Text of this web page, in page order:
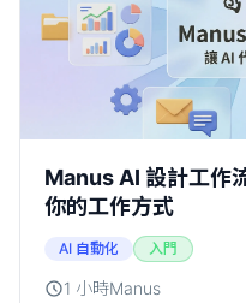
Manus AI 設計工作
你的工作方式
AI 自動化 入門
1 小時Manus